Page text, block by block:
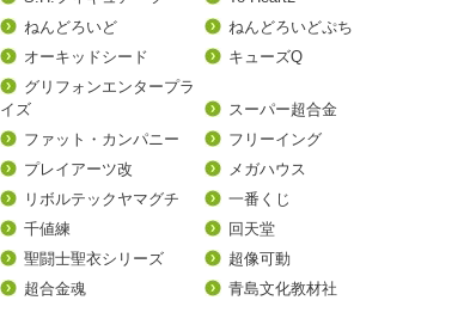
ねんどろいど
ねんどろいどぷち
オーキッドシード
キューズQ
グリフォンエンタープラ
イズ
スーパー超合金
ファット・カンパニー
フリーイング
プレイアーツ改
メガハウス
リボルテックヤマグチ
一番くじ
千値練
回天堂
聖闘士聖衣シリーズ
超像可動
超合金魂
青島文化教材社